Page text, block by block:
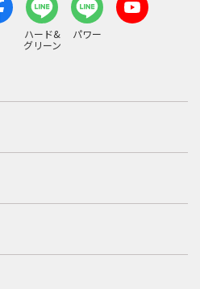
ハード&
グリーン
パワー